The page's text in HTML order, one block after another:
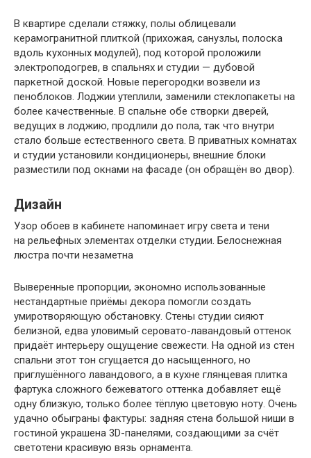
В квартире сделали стяжку, полы облицевали
керамогранитной плиткой (прихожая, санузлы, полоска
вдоль кухонных модулей), под которой проложили
электроподогрев, в спальнях и студии — дубовой
паркетной доской. Новые перегородки возвели из
пеноблоков. Лоджии утеплили, заменили стеклопакеты на
более качественные. В спальне обе створки дверей,
ведущих в лоджию, продлили до пола, так что внутри
стало больше естественного света. В приватных комнатах
и студии установили кондиционеры, внешние блоки
разместили под окнами на фасаде (он обращён во двор).
Дизайн
Узор обоев в кабинете напоминает игру света и тени
на рельефных элементах отделки студии. Белоснежная
люстра почти незаметна
Выверенные пропорции, экономно использованные
нестандартные приёмы декора помогли создать
умиротворяющую обстановку. Стены студии сияют
белизной, едва уловимый серовато-лавандовый оттенок
придаёт интерьеру ощущение свежести. На одной из стен
спальни этот тон сгущается до насыщенного, но
приглушённого лавандового, а в кухне глянцевая плитка
фартука сложного бежеватого оттенка добавляет ещё
одну близкую, только более тёплую цветовую ноту. Очень
удачно обыграны фактуры: задняя стена большой ниши в
гостиной украшена 3D-панелями, создающими за счёт
светотени красивую вязь орнамента.